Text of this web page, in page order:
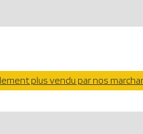
plus vendu par nos